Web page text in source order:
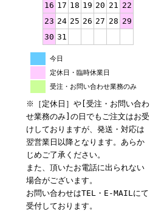
16 17 18 19 20 21 22
23 24 25 26 27 28 29
30 31
今日
定休日・臨時休業日
受注・お問い合わせ業務のみ
※［定休日］や[受注・お問い合わ
せ業務のみ]の日でもご注文はお受
けしておりますが、発送・対応は
翌営業日以降となります。あらか
じめご了承ください。
また、頂いたお電話に出られない
場合がございます。
お問い合わせはTEL・E-MAILにて
受付しております。